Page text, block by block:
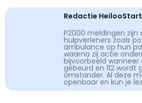
Redactie
P2000 meldingen zijn
hulpverleners zoals
ambulance op hun
waarna zij actie
bijvoorbeeld wanneer
gebeurd en 112 wordt
omstander. Al deze
openbaar en kun je